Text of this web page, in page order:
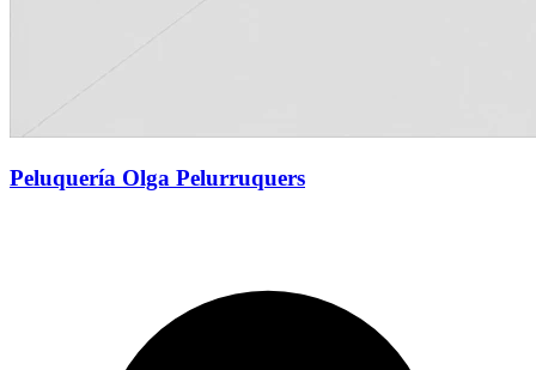
Peluquería Olga Pelurruquers